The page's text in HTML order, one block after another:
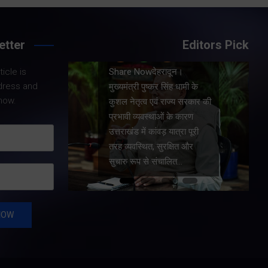
is
and
Editors Pick
के
की
Share Nowदेहरादून।
मुख्यमंत्री पुष्कर सिंह धामी ने
प्रदेश में शहरी आधारभूत
सुविधाओं के सुदृढ़ीकरण तथा
जीआईएस आधारित जल-निकासी
योजना के लिए कुल 1967 करोड़
की वित्तीय स्वीकृति प्रदान की है।
…